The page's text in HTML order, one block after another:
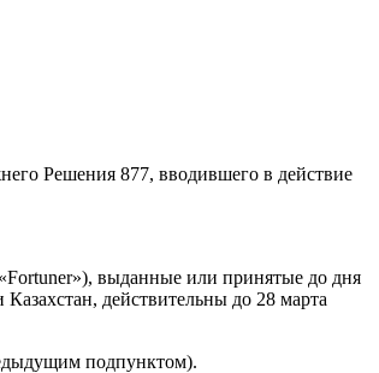
Решения 877, вводившего в действие
выданные или принятые до дня
действительны до 28 марта
подпунктом).